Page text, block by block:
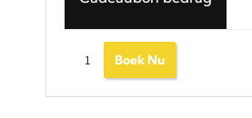
Boek Nu